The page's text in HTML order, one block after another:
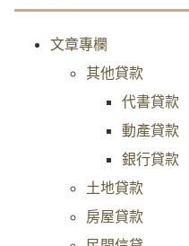
文章專欄
其他貸款
代書貸款
動產貸款
銀行貸款
土地貸款
房屋貸款